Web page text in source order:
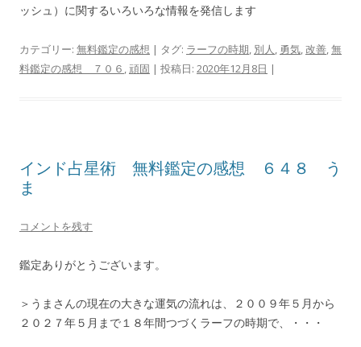
ッシュ）に関するいろいろな情報を発信します
カテゴリー: 無料鑑定の感想 | タグ: ラーフの時期, 別人, 勇気,改善,無
料鑑定の感想 ７０６ ,頑固 | 投稿日: 2020年12月8日 |
インド占星術 無料鑑定の感想 ６４８ う
ま
コメントを残す
鑑定ありがとうございます。
＞うまさんの現在の大きな運気の流れは、２００９年５月から
２０２７年５月まで１８年間つづくラーフの時期で、・・・